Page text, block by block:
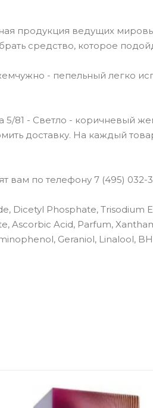
продукция ведущих
средство, которое
- пепельный легко
5/81 - Светло - коричневый
доставку. На каждый
вам по телефону 7 (495) 032-
Dicetyl Phosphate, Trisodium
Ascorbic Acid, Parfum,
Geraniol, Linalool,